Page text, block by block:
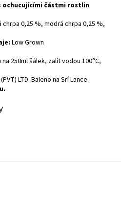
ochucujícími částmi rostlin
chrpa 0,25 %, modrá chrpa 0,25 %,
Low Grown
na 250ml šálek, zalít vodou 100°C,
LTD. Baleno na Srí Lance.